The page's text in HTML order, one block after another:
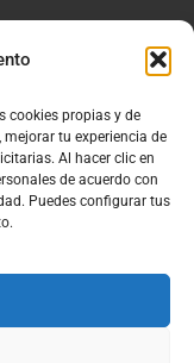
cookies propias y de
tu experiencia de
Al hacer clic en
de acuerdo con
Puedes configurar tus
Datos
de datos
y